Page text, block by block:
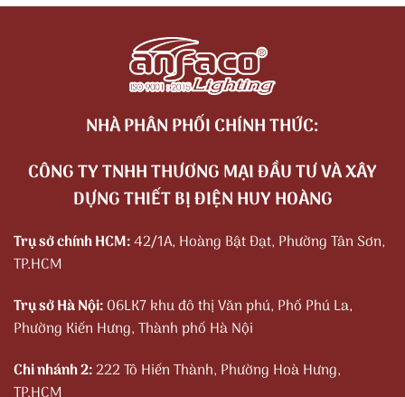
NHÀ PHÂN PHỐI CHÍNH THỨC:
CÔNG TY TNHH THƯƠNG MẠI ĐẦU TƯ VÀ XÂY
DỰNG THIẾT BỊ ĐIỆN HUY HOÀNG
Trụ sở chính HCM:42/1A, Hoàng Bật Đạt, Phường Tân Sơn,
TP.HCM
Trụ sở Hà Nội:06LK7 khu đô thị Văn phú, Phố Phú La,
Phường Kiến Hưng, Thành phố Hà Nội
Chi nhánh 2:222 Tô Hiến Thành, Phường Hoà Hưng,